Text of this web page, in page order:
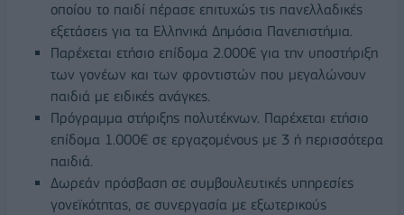
οποίου το παιδί πέρασε επιτυχώς τις πανελλαδικές
εξετάσεις για τα Ελληνικά Δημόσια Πανεπιστήμια.
Παρέχεται ετήσιο επίδομα 2.000€ για την υποστήριξη
των γονέων και των φροντιστών που μεγαλώνουν
παιδιά με ειδικές ανάγκες.
Πρόγραμμα στήριξης πολυτέκνων. Παρέχεται ετήσιο
επίδομα 1.000€ σε εργαζομένους με 3 ή περισσότερα
παιδιά.
Δωρεάν πρόσβαση σε συμβουλευτικές υπηρεσίες
γονεϊκότητας, σε συνεργασία με εξωτερικούς